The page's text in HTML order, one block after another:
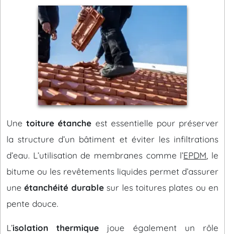
Unetoiture étanche est essentielle pour préserver
la structure d’un bâtiment et éviter les infiltrations
d’eau. L’utilisation de membranes comme l’EPDM , le
bitume ou les revêtements liquides permet d’assurer
uneétanchéité durablesur les toitures plates ou en
pente douce.
L’isolation thermique joue également un rôle